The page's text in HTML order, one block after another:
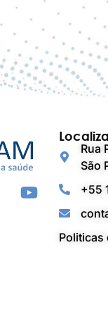
Rua
São
+55
Politicas